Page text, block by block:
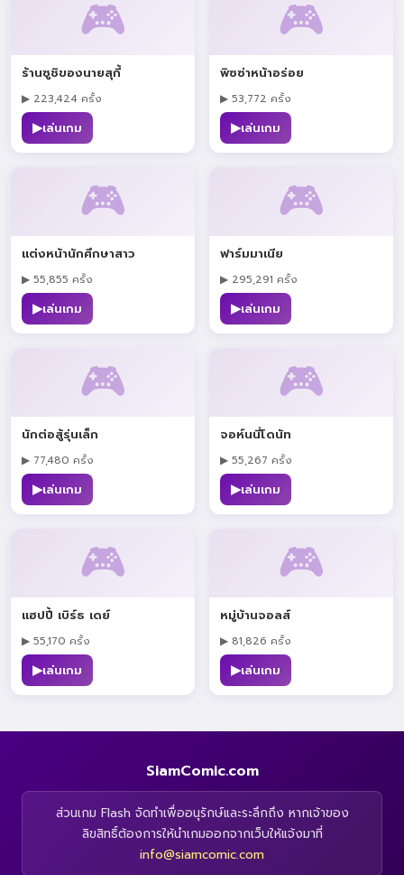
🎮
ร้านซูชิของนายสุกี้
▶ 223,424 ครั้ง
▶เล่นเกม
🎮
พิซซ่าหน้าอร่อย
▶ 53,772 ครั้ง
▶เล่นเกม
🎮
แต่งหน้านักศึกษาสาว
▶ 55,855 ครั้ง
▶เล่นเกม
🎮
ฟาร์มมาเนีย
▶ 295,291 ครั้ง
▶เล่นเกม
🎮
นักต่อสู้รุ่นเล็ก
▶ 77,480 ครั้ง
▶เล่นเกม
🎮
จอห์นนี่โดนัท
▶ 55,267 ครั้ง
▶เล่นเกม
🎮
แฮปปี้ เบิร์ธ เดย์
▶ 55,170 ครั้ง
▶เล่นเกม
🎮
หมู่บ้านจอลส์
▶ 81,826 ครั้ง
▶เล่นเกม
SiamComic.com
ส่วนเกม Flash จัดทำเพื่ออนุรักษ์และระลึกถึง หากเจ้าของ
ลิขสิทธิ์ต้องการให้นำเกมออกจากเว็บให้แจ้งมาที่
info@siamcomic.com